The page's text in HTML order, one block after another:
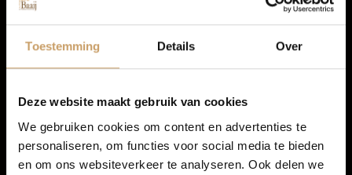
Toestemming Details Over
Deze website maakt gebruik van cookies
We gebruiken cookies om content en advertenties te
personaliseren, om functies voor social media te bieden
en om ons websiteverkeer te analyseren. Ook delen we
Proefrit aanvragen
3 van 3 voertuigen
Autolease
Financiering
Autoverzekeringen